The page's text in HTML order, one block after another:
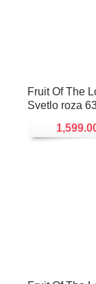
Fruit Of The
Svetlo roza